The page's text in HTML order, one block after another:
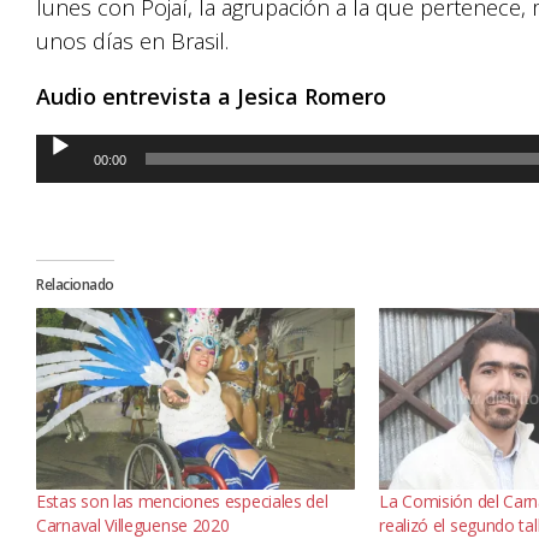
lunes con Pojaí, la agrupación a la que
unos días en Brasil.
Audio entrevista a Jesica Romero
Reproductor
de
00:00
Relacionado
Estas son las menciones especiales del
Carnaval Villeguense 2020
La Comisión del
realizó el segundo